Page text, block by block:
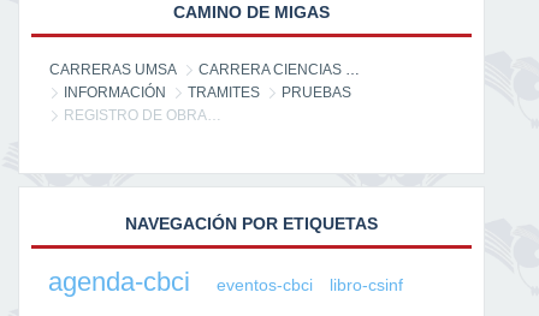
CAMINO DE MIGAS
CARRERAS UMSA
CARRERA CIENCIAS DE LA INFORMACIÓN
INFORMACIÓN
TRAMITES
PRUEBAS
REGISTRO DE OBRAS LITERARIAS EN BOLIVIA
NAVEGACIÓN POR ETIQUETAS
agenda-cbci eventos-cbci libro-csinf